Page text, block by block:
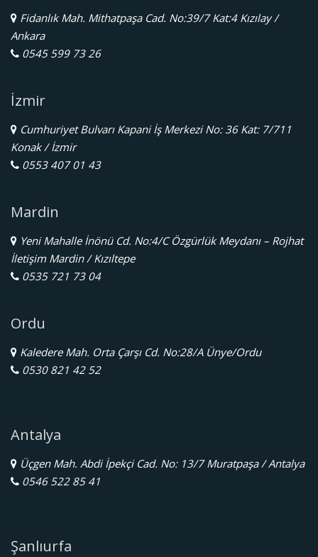
Fidanlık Mah. Mithatpaşa Cad. No:39/7 Kat:4 Kızılay /
Ankara
0545 599 73 26
İzmir
Cumhuriyet Bulvarı Kapani İş Merkezi No: 36 Kat: 7/711
Konak / İzmir
0553 407 01 43
Mardin
Yeni Mahalle İnönü Cd. No:4/C Özgürlük Meydanı – Rojhat
İletişim Mardin / Kızıltepe
0535 721 73 04
Ordu
Kaledere Mah. Orta Çarşı Cd. No:28/A Ünye/Ordu
0530 821 42 52
Antalya
Üçgen Mah. Abdi İpekçi Cad. No: 13/7 Muratpaşa / Antalya
0546 522 85 41
Şanlıurfa